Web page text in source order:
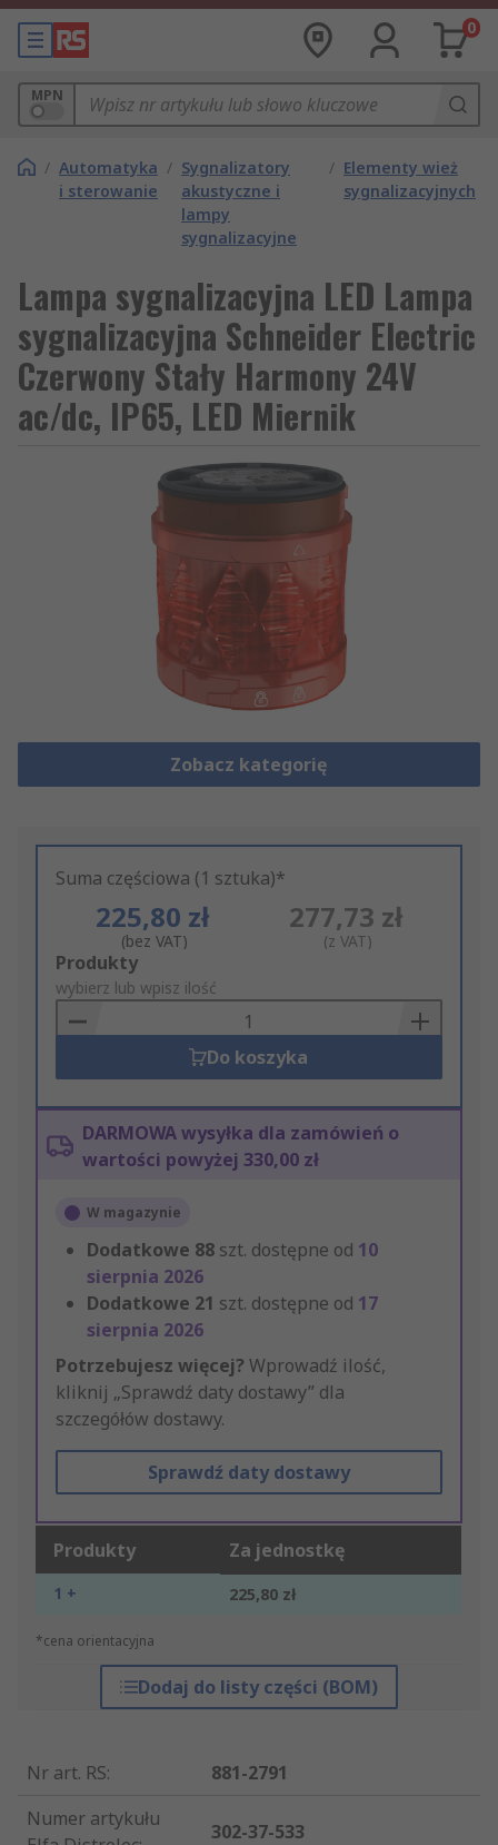
0
MPN
/ Automatyka
i sterowanie
/ Sygnalizatory
akustyczne i
lampy
sygnalizacyjne
/ Elementy wież
sygnalizacyjnych
Lampa sygnalizacyjna LED Lampa
sygnalizacyjna Schneider Electric
Czerwony Stały Harmony 24V
ac/dc, IP65, LED Miernik
Zobacz kategorię
Suma częściowa (1 sztuka)*
225,80 zł
(bez VAT)
277,73 zł
(z VAT)
Add
to
Basket
Produkty
wybierz lub wpisz ilość
Do koszyka
DARMOWA wysyłka dla zamówień o
wartości powyżej 330,00 zł
W magazynie
Dodatkowe 88 szt. dostępne od 10
sierpnia 2026
Dodatkowe 21 szt. dostępne od 17
sierpnia 2026
Potrzebujesz więcej? Wprowadź ilość,
kliknij „Sprawdź daty dostawy” dla
szczegółów dostawy.
Sprawdź daty dostawy
Produkty Za jednostkę
1 + 225,80 zł
*cena orientacyjna
Dodaj do listy części (BOM)
Nr art. RS:
881-2791
Numer artykułu
302-37-533